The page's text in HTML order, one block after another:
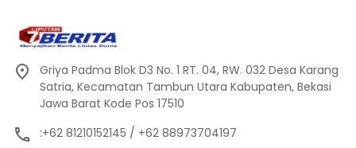
Griya Padma Blok D3 No. 1 RT. 04, RW. 032 Desa Karang
Satria, Kecamatan Tambun Utara Kabupaten, Bekasi
Jawa Barat Kode Pos 17510
:+62 81210152145 / +62 88973704197